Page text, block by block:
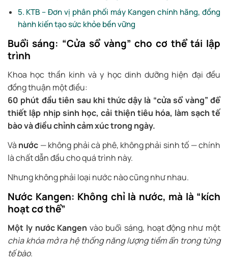
KTB – Đơn vị phân phối máy Kangen chính hãng, đồng
hành kiến tạo sức khỏe bền vững
Buổi sáng: “Cửa sổ vàng” cho cơ thể tái lập
trình
Khoa học thần kinh và y học dinh dưỡng hiện đại đều
đồng thuận một điều:
60 phút đầu tiên sau khi thức dậy là “cửa sổ vàng” để
thiết lập nhịp sinh học, cải thiện tiêu hóa, làm sạch tế
bào và điều chỉnh cảm xúc trong ngày.
Và nước — không phải cà phê, không phải sinh tố — chính
là chất dẫn đầu cho quá trình này.
Nhưng không phải loại nước nào cũng như nhau.
Nước Kangen: Không chỉ là nước, mà là “kích
hoạt cơ thể”
Một ly nước Kangen vào buổi sáng, hoạt động như một
chìa khóa mở ra hệ thống năng lượng tiềm ẩn trong từng
tế bào.